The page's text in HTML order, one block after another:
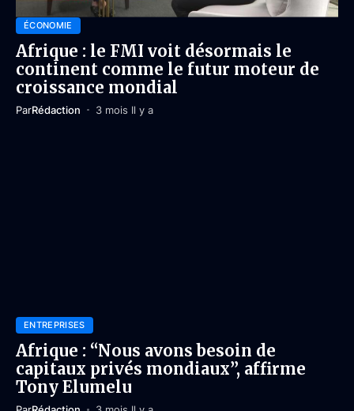
ÉCONOMIE
Afrique : le FMI voit désormais le
continent comme le futur moteur de
croissance mondial
ParRédaction 3 mois Il y a
ENTREPRISES
Afrique : “Nous avons besoin de
capitaux privés mondiaux”, affirme
Tony Elumelu